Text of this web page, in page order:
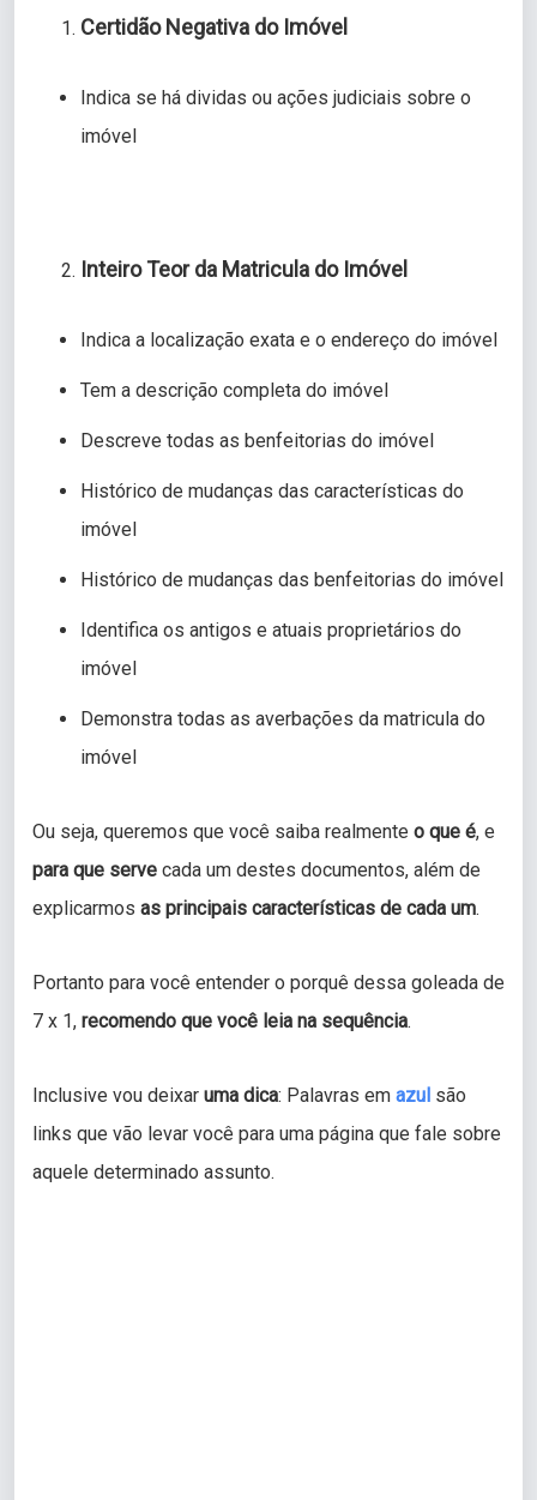
Certidão Negativa do Imóvel
Indica se há dividas ou ações judiciais sobre o
imóvel
Inteiro Teor da Matricula do Imóvel
Indica a localização exata e o endereço do imóvel
Tem a descrição completa do imóvel
Descreve todas as benfeitorias do imóvel
Histórico de mudanças das características do
imóvel
Histórico de mudanças das benfeitorias do imóvel
Identifica os antigos e atuais proprietários do
imóvel
Demonstra todas as averbações da matricula do
imóvel
Ou seja, queremos que você saiba realmente o que é, e
para que serve cada um destes documentos, além de
explicarmos as principais características de cada um.
Portanto para você entender o porquê dessa goleada de
7 x 1, recomendo que você leia na sequência.
Inclusive vou deixar uma dica: Palavras em azul são
links que vão levar você para uma página que fale sobre
aquele determinado assunto.